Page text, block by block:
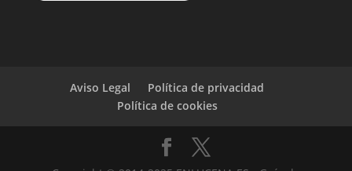
Aviso Legal
Política de privacidad
Política de cookies